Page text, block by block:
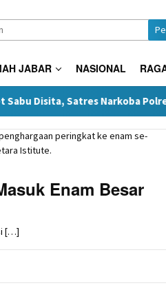
JABAR NASIONAL
Narkoba Polres Sukabumi
Enam Besar
[…]